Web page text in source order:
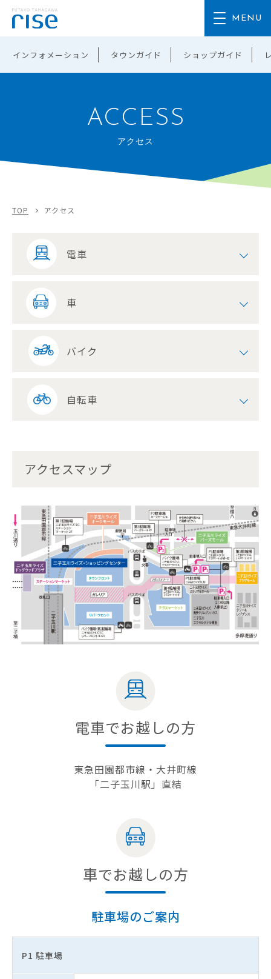
インフォメーション タウンガイド ショップガイド
ACCESS
アクセス
TOP アクセス
電車
車
バイク
自転車
アクセスマップ
電車でお越しの方
東急田園都市線・大井町線
「二子玉川駅」直結
車でお越しの方
駐車場のご案内
P1 駐車場